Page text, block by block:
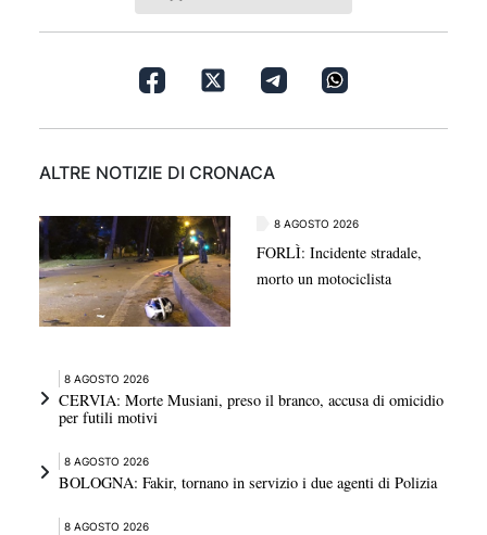
ALTRE NOTIZIE DI CRONACA
8 AGOSTO 2026
FORLÌ: Incidente stradale,
morto un motociclista
8 AGOSTO 2026
CERVIA: Morte Musiani, preso il branco, accusa di omicidio
per futili motivi
8 AGOSTO 2026
BOLOGNA: Fakir, tornano in servizio i due agenti di Polizia
8 AGOSTO 2026